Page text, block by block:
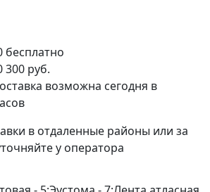
бесплатно
300 руб.
возможна сегодня в
в отдаленные районы или за
у оператора